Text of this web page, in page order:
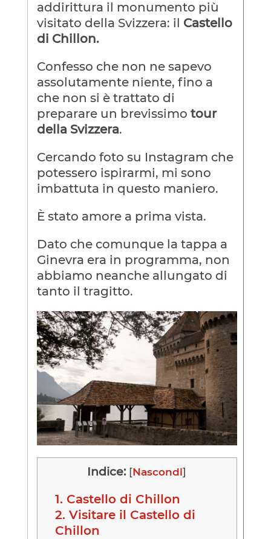
addirittura il monumento più
visitato della Svizzera: il Castello
di Chillon.
Confesso che non ne sapevo
assolutamente niente, fino a
che non si è trattato di
preparare un brevissimo tour
della Svizzera.
Cercando foto su Instagram che
potessero ispirarmi, mi sono
imbattuta in questo maniero.
È stato amore a prima vista.
Dato che comunque la tappa a
Ginevra era in programma, non
abbiamo neanche allungato di
tanto il tragitto.
Indice: [Nascondi]
1. Castello di Chillon
2. Visitare il Castello di
Chillon